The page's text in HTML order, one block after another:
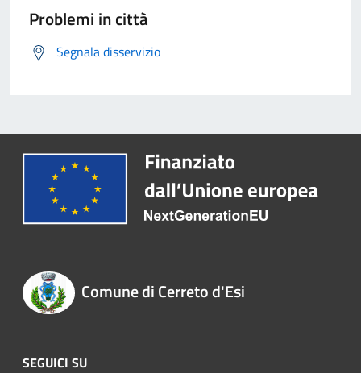
Problemi in città
Segnala disservizio
Comune di Cerreto d'Esi
SEGUICI SU